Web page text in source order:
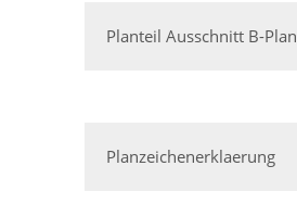
Planteil Ausschnitt B-Plan
Planzeichenerklaerung